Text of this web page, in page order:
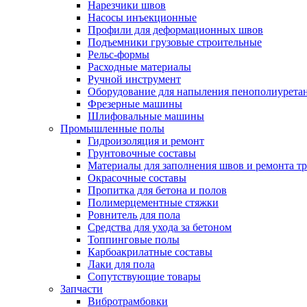
Нарезчики швов
Насосы инъекционные
Профили для деформационных швов
Подъемники грузовые строительные
Рельс-формы
Расходные материалы
Ручной инструмент
Оборудование для напыления
Фрезерные машины
Шлифовальные машины
Промышленные полы
Гидроизоляция и ремонт
Грунтовочные составы
Материалы для заполнения швов и ремонта
Окрасочные составы
Пропитка для бетона и полов
Полимерцементные стяжки
Ровнитель для пола
Средства для ухода за бетоном
Топпинговые полы
Карбоакрилатные составы
Лаки для пола
Сопутствующие товары
Запчасти
Вибротрамбовки